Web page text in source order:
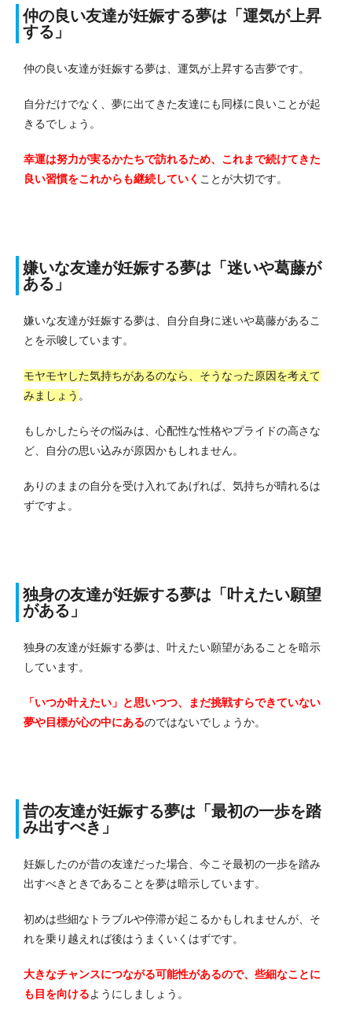
仲の良い友達が妊娠する夢は「運気が上昇
する」
仲の良い友達が妊娠する夢は、運気が上昇する吉夢です。
自分だけでなく、夢に出てきた友達にも同様に良いことが起
きるでしょう。
幸運は努力が実るかたちで訪れるため、これまで続けてきた
良い習慣をこれからも継続していく ことが大切です。
嫌いな友達が妊娠する夢は「迷いや葛藤が
ある」
嫌いな友達が妊娠する夢は、自分自身に迷いや葛藤があるこ
とを示唆しています。
モヤモヤした気持ちがあるのなら、そうなった原因を考えて
みましょう 。
もしかしたらその悩みは、心配性な性格やプライドの高さな
ど、自分の思い込みが原因かもしれません。
ありのままの自分を受け入れてあげれば、気持ちが晴れるは
ずですよ。
独身の友達が妊娠する夢は「叶えたい願望
がある」
独身の友達が妊娠する夢は、叶えたい願望があることを暗示
しています。
「いつか叶えたい」と思いつつ、まだ挑戦すらできていない
夢や目標が心の中にあるのではないでしょうか。
昔の友達が妊娠する夢は「最初の一歩を踏
み出すべき」
妊娠したのが昔の友達だった場合、今こそ最初の一歩を踏み
出すべきときであることを夢は暗示しています。
初めは些細なトラブルや停滞が起こるかもしれませんが、そ
れを乗り越えれば後はうまくいくはずです。
大きなチャンスにつながる可能性があるので、些細なことに
も目を向けるようにしましょう。